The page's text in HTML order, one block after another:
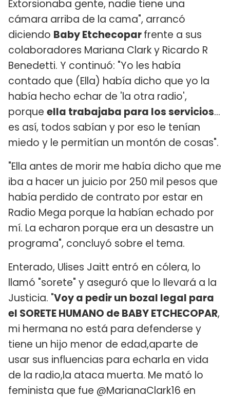
Extorsionaba gente, nadie tiene una
cámara arriba de la cama", arrancó
diciendo Baby Etchecoparfrente a sus
colaboradores Mariana Clark y Ricardo R
Benedetti. Y continuó: "Yo les había
contado que (Ella) había dicho que yo la
había hecho echar de 'la otra radio',
porque ella trabajaba para los servicios...
es así, todos sabían y por eso le tenían
miedo y le permitían un montón de cosas".
"Ella antes de morir me había dicho que me
iba a hacer un juicio por 250 mil pesos que
había perdido de contrato por estar en
Radio Mega porque la habían echado por
mí. La echaron porque era un desastre un
programa", concluyó sobre el tema.
Enterado, Ulises Jaitt entró en cólera, lo
llamó "sorete" y aseguró que lo llevará a la
Justicia. "Voy a pedir un bozal legal para
el SORETE HUMANO de BABY ETCHECOPAR,
mi hermana no está para defenderse y
tiene un hijo menor de edad,aparte de
usar sus influencias para echarla en vida
de la radio,la ataca muerta. Me mató lo
feminista que fue @MarianaClark16 en